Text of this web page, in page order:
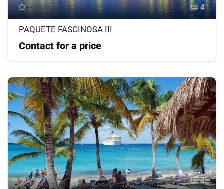
4
PAQUETE FASCINOSA III
Contact for a price
4